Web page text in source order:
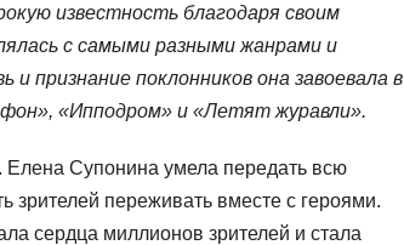
известность благодаря своим
с самыми разными жанрами и
признание поклонников она завоевала в
«Ипподром» и «Летят журавли».
Супонина умела передать всю
зрителей переживать вместе с героями.
сердца миллионов зрителей и стала